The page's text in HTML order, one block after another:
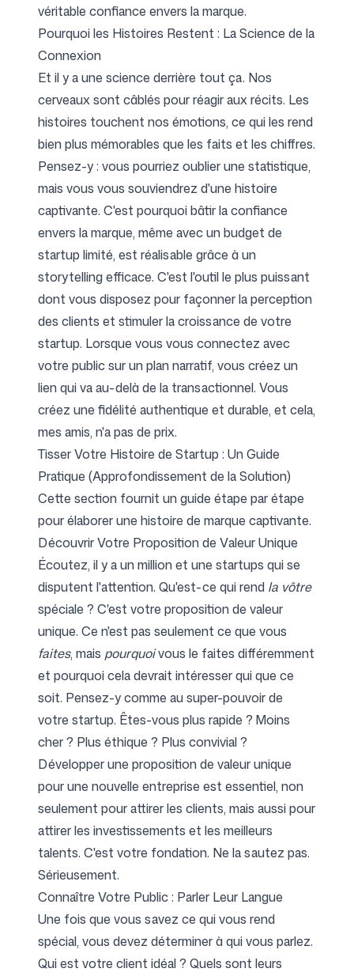
véritable confiance envers la marque.
Pourquoi les Histoires Restent : La Science de la
Connexion
Et il y a une science derrière tout ça. Nos
cerveaux sont câblés pour réagir aux récits. Les
histoires touchent nos émotions, ce qui les rend
bien plus mémorables que les faits et les chiffres.
Pensez-y : vous pourriez oublier une statistique,
mais vous vous souviendrez d'une histoire
captivante. C'est pourquoi bâtir la confiance
envers la marque, même avec un budget de
startup limité, est réalisable grâce à un
storytelling efficace. C'est l'outil le plus puissant
dont vous disposez pour façonner la perception
des clients et stimuler la croissance de votre
startup. Lorsque vous vous connectez avec
votre public sur un plan narratif, vous créez un
lien qui va au-delà de la transactionnel. Vous
créez une fidélité authentique et durable, et cela,
mes amis, n'a pas de prix.
Tisser Votre Histoire de Startup : Un Guide
Pratique (Approfondissement de la Solution)
Cette section fournit un guide étape par étape
pour élaborer une histoire de marque captivante.
Découvrir Votre Proposition de Valeur Unique
Écoutez, il y a un million et une startups qui se
disputent l'attention. Qu'est-ce qui rend la vôtre
spéciale ? C'est votre proposition de valeur
unique. Ce n'est pas seulement ce que vous
faites, mais pourquoivous le faites différemment
et pourquoi cela devrait intéresser qui que ce
soit. Pensez-y comme au super-pouvoir de
votre startup. Êtes-vous plus rapide ? Moins
cher ? Plus éthique ? Plus convivial ?
Développer une proposition de valeur unique
pour une nouvelle entreprise est essentiel, non
seulement pour attirer les clients, mais aussi pour
attirer les investissements et les meilleurs
talents. C'est votre fondation. Ne la sautez pas.
Sérieusement.
Connaître Votre Public : Parler Leur Langue
Une fois que vous savez ce qui vous rend
spécial, vous devez déterminer à qui vous parlez.
Qui est votre client idéal ? Quels sont leurs